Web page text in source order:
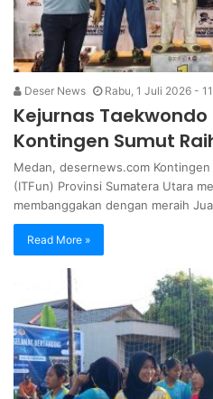
Deser News Rabu, 1 Juli 2026 -
Kejurnas Taekwondo
Kontingen Sumut
Medan, desernews.com
(ITFun) Provinsi Sumatera Utara
membanggakan dengan meraih
Read More »